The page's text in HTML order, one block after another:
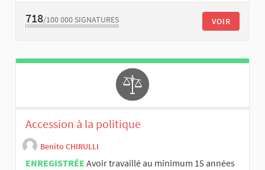
718/100 000 SIGNATURES VOIR
Accession à la politique
Benito CHIRULLI
ENREGISTRÉE Avoir travaillé au minimum 15 années